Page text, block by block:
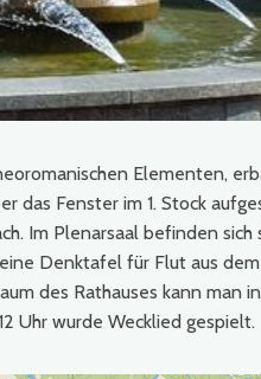
Elementen,
das Fenster im 1. Stock
Im Plenarsaal befinden sich
Denktafel für Flut aus dem
des Rathauses kann man
Uhr wurde Wecklied gespielt.